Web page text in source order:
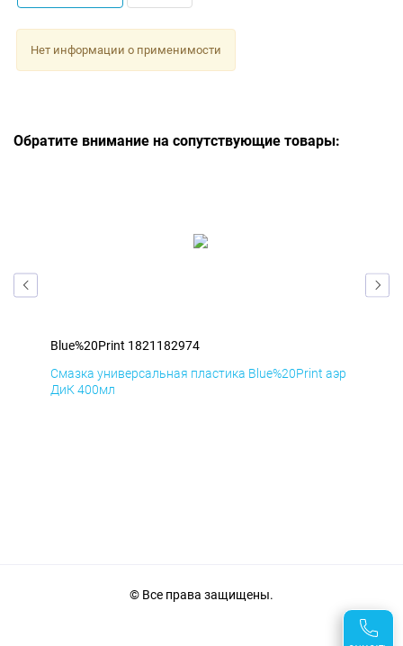
Нет информации о применимости
Обратите внимание на сопутствующие товары:
Blue%20Print 1821182974
Смазка универсальная пластика Blue%20Print аэр
ДиК 400мл
© Все права защищены.